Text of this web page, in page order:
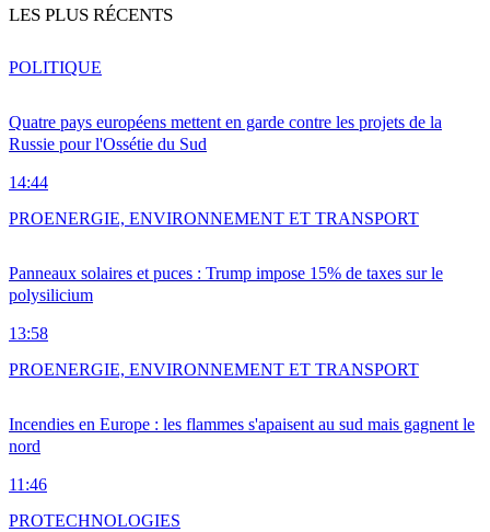
LES PLUS RÉCENTS
Quatre pays européens mettent en garde contre les projets de la
Russie pour l'Ossétie du Sud
14:44
POLITIQUE
Panneaux solaires et puces : Trump impose 15% de taxes sur le
polysilicium
13:58
PROENERGIE, ENVIRONNEMENT ET TRANSPORT
Incendies en Europe : les flammes s'apaisent au sud mais gagnent le
nord
11:46
PROENERGIE, ENVIRONNEMENT ET TRANSPORT
PROTECHNOLOGIES